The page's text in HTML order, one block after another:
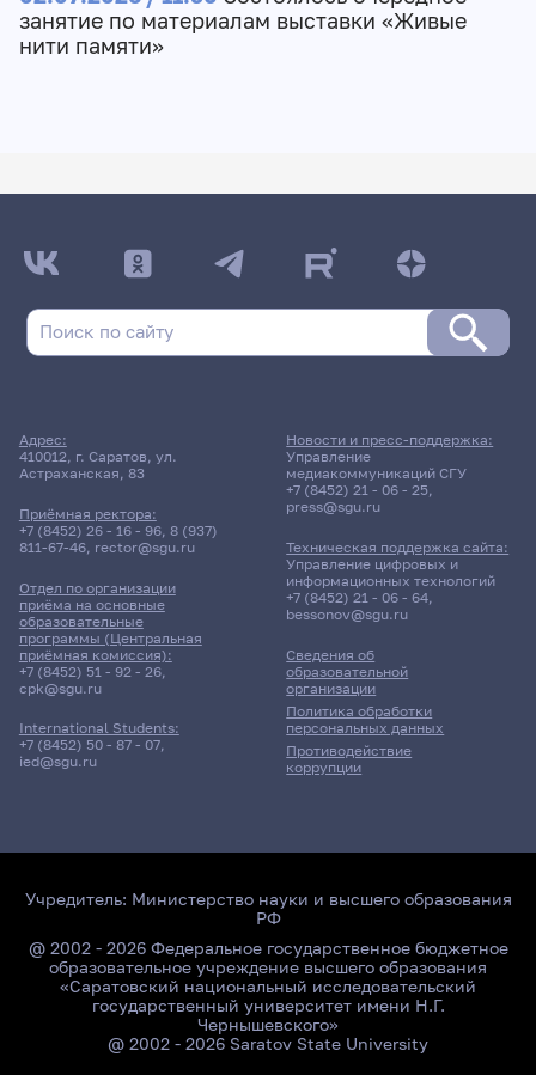
занятие по материалам выставки «Живые
нити памяти»
Адрес:
410012, г. Саратов, ул.
Астраханская, 83
Приёмная ректора:
+7 (8452) 26 - 16 - 96, 8 (937)
811-67-46, rector@sgu.ru
Отдел по организации
приёма на основные
образовательные
программы (Центральная
приёмная комиссия):
+7 (8452) 51 - 92 - 26,
cpk@sgu.ru
International Students:
+7 (8452) 50 - 87 - 07,
ied@sgu.ru
Сведения об
образовательной
организации
Политика обработки
персональных данных
Противодействие
коррупции
Новости и пресс-поддержка:
Управление
медиакоммуникаций СГУ
+7 (8452) 21 - 06 - 25,
press@sgu.ru
Техническая поддержка сайта:
Управление цифровых и
информационных технологий
+7 (8452) 21 - 06 - 64,
bessonov@sgu.ru
Учредитель: Министерство науки и высшего образования
РФ
@ 2002 - 2026 Федеральное государственное бюджетное
образовательное учреждение высшего образования
«Саратовский национальный исследовательский
государственный университет имени Н.Г.
Чернышевского»
@ 2002 - 2026 Saratov State University